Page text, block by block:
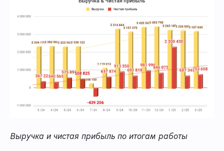
Выручка и чистая прибыль по итогам работы